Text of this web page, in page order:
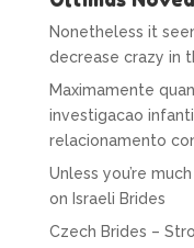
Nonetheless it
decrease crazy in
Maximamente
investigacao
relacionamento
Unless you’re
on Israeli Brides
Czech Brides –